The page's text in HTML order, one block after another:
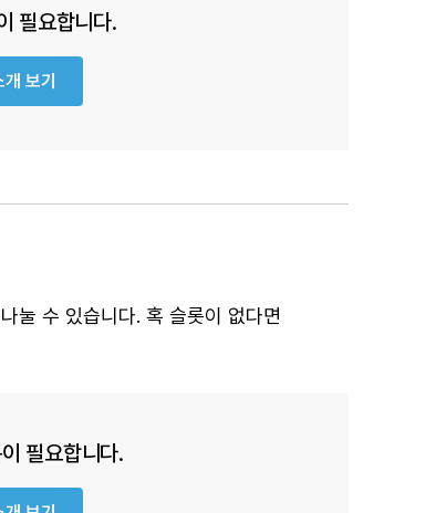
필요합니다.
보기
눌 수 있습니다. 혹 슬롯이 없다면
필요합니다.